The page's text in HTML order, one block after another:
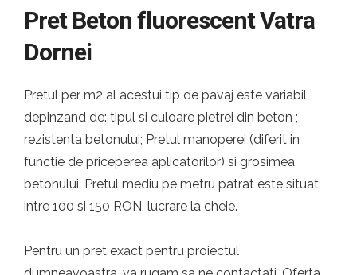
Pret Beton fluorescent Vatra
Dornei
Pretul per m2 al acestui tip de pavaj este variabil,
depinzand de: tipul si culoare pietrei din beton ;
rezistenta betonului; Pretul manoperei (diferit in
functie de priceperea aplicatorilor) si grosimea
betonului. Pretul mediu pe metru patrat este situat
intre 100 si 150 RON, lucrare la cheie.
Pentru un pret exact pentru proiectul